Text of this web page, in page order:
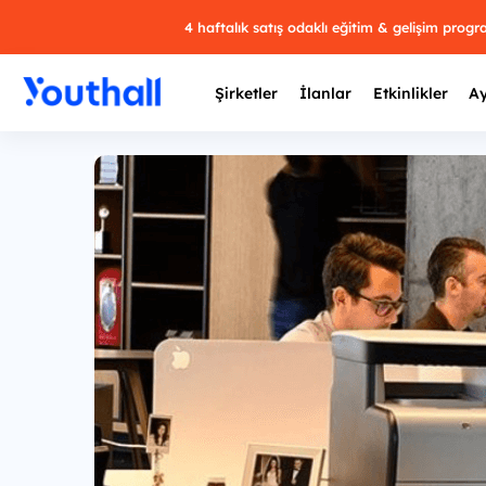
4 haftalık satış odaklı eğitim & gelişim
Şirketler İlanlar Etkinlikler
29